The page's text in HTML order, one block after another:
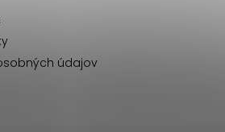
y
údajov